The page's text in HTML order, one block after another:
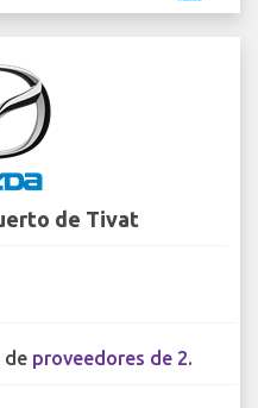
de Tivat
de proveedores de 2.